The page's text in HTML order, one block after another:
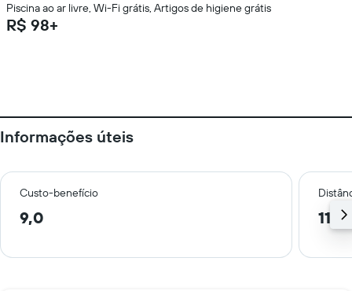
Piscina ao ar livre, Wi-Fi grátis, Artigos de higiene grátis
R$ 98+
Informações úteis
Custo-benefício
9,0 11,7